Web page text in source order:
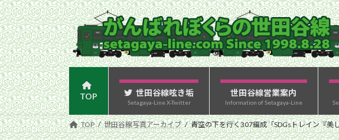
コ
ン
テ
ン
ツ
へ
ス
キ
ッ
プ
ナ
ビ
ゲ
ー
シ
ョ
ン
に
移
動
TOP 世田谷線呟き垢
Setagaya-Line X-Twitter
世田谷線営業案内
Information of Setagaya-Line
TOP 世田谷線写真アーカイブ 青空の下を行く307編成「SDGsトレイン『